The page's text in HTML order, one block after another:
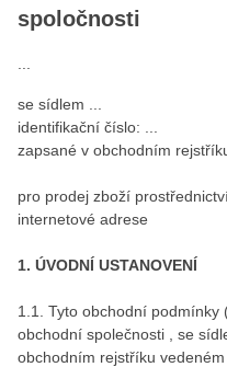
spoločnosti
se sídlem ...
identifikační číslo: ...
zapsané v obchodním
pro prodej zboží
internetové adrese
1. ÚVODNÍ USTANOVENÍ
1.1. Tyto obchodní podmínky
obchodní společnosti , se
obchodním rejstříku